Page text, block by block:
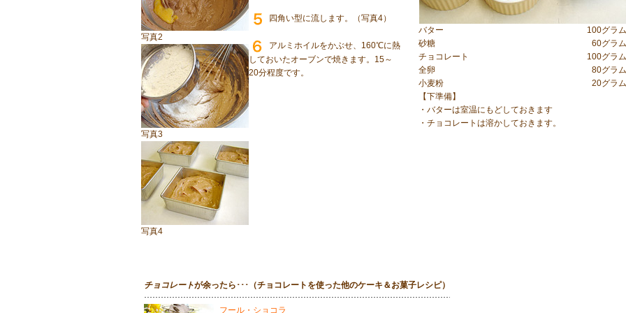
写真2
写真3
写真4
四角い型に流します。（写真4）
アルミホイルをかぶせ、160℃に熱
しておいたオーブンで焼きます。15～
20分程度です。
バター
100グラム
砂糖
60グラム
チョコレート
100グラム
全卵
80グラム
小麦粉
20グラム
【下準備】
・バターは室温にもどしておきます
・チョコレートは溶かしておきます。
チョコレートが余ったら･･･（チョコレートを使った他のケーキ＆お菓子レシピ）
フール・ショコラ